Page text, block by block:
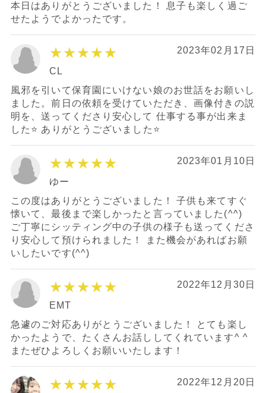
本日はありがとうございました！ 息子も楽しく過ご
せたようでよかったです。
★★★★★ 2023年02月17日
CL
風邪を引いて保育園にいけない娘のお世話をお願いし
ました。前日の依頼を受けていただき、画像付きの説
明を、送ってくださり安心して 仕事する事が出来ま
した⭐️ ありがとうございました⭐️
★★★★★ 2023年01月10日
ゆー
この度はありがとうございました！ 子供も来てすぐ
懐いて、最後まで楽しかったと言っていました(^^)
ご丁寧にシッティング中の子供の様子も送ってくださ
り安心して預けられました！ また機会があればお願
いしたいです(^^)
★★★★★ 2022年12月30日
EMT
急遽のご対応ありがとうございました！ とても楽し
かったようで、たくさんお話ししてくれています^ ^
またぜひよろしくお願いいたします！
★★★★★ 2022年12月20日